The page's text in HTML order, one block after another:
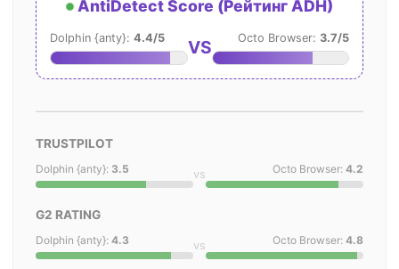
AntiDetect Score (Рейтинг ADH)
Dolphin {anty}: 4.4/5 VS Octo Browser: 3.7/5
TRUSTPILOT
Dolphin {anty}: 3.5 vs Octo Browser: 4.2
G2 RATING
Dolphin {anty}: 4.3 vs Octo Browser: 4.8